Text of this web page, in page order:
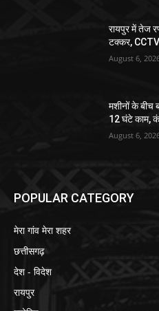
रायपुर में तेज
टक्कर,
August 6,
मशीनों के बीच
12 घंटे काम,
August 6,
POPULAR CATEGORY
मेरा गांव मेरा शहर
छत्तीसगढ़
देश - विदेश
रायपुर